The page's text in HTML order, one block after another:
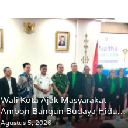
Wali Kota Ajak Masyarakat
Ambon Bangun Budaya Hidup
Sehat
Agustus 5, 2026